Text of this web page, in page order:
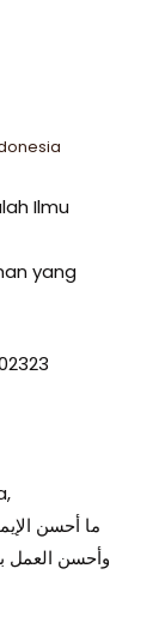
Ilmu
yang
ما أحسن
وأحسن العمل